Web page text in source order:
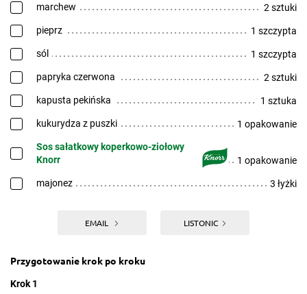
marchew 2 sztuki
pieprz 1 szczypta
sól 1 szczypta
papryka czerwona 2 sztuki
kapusta pekińska 1 sztuka
kukurydza z puszki 1 opakowanie
Sos sałatkowy koperkowo-ziołowy
Knorr
1 opakowanie
majonez 3 łyżki
EMAIL LISTONIC
Przygotowanie krok po kroku
Krok 1